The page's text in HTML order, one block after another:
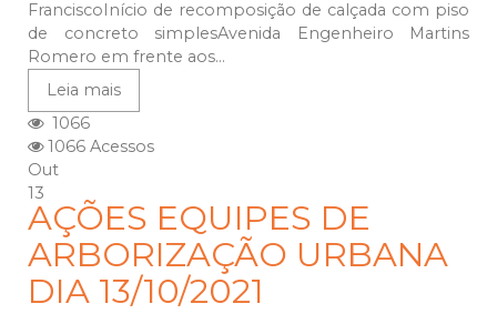
FranciscoInício de recomposição de calçada com piso
de concreto simplesAvenida Engenheiro Martins
Romero em frente aos...
Leia mais
1066
1066 Acessos
Out
13
AÇÕES EQUIPES DE
ARBORIZAÇÃO URBANA
DIA 13/10/2021